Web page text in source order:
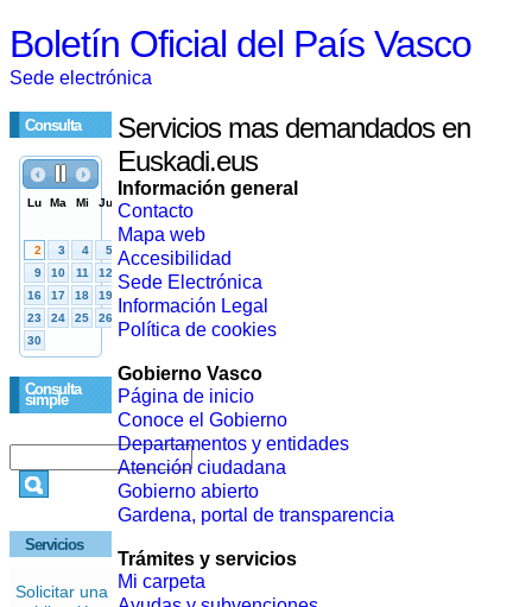
Boletín Oficial del País Vasco
Sede electrónica
Consulta
Consulta
simple
Servicios
Solicitar una
Servicios mas demandados en
Euskadi.eus
Información general
Contacto
Mapa web
Accesibilidad
Sede Electrónica
Información Legal
Política de cookies
Gobierno Vasco
Página de inicio
Conoce el Gobierno
Departamentos y entidades
Atención ciudadana
Gobierno abierto
Gardena, portal de transparencia
Trámites y servicios
Mi carpeta